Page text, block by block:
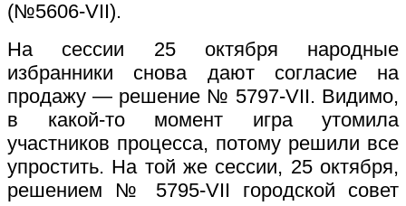
(№5606-VII).
На сессии 25 октября народные
избранники снова дают согласие на
продажу — решение № 5797-VII. Видимо,
в какой-то момент игра утомила
участников процесса, потому решили все
упростить. На той же сессии, 25 октября,
решением № 5795-VII городской совет